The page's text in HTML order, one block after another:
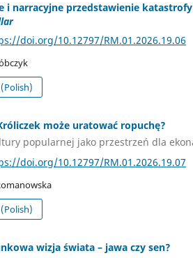
i narracyjne przedstawienie
doi.org/10.12797/RM.01.2026.19.06
(Polish)
może uratować ropuchę?
popularnej jako przestrzeń dla
doi.org/10.12797/RM.01.2026.19.07
(Polish)
wizja świata – jawa czy sen?